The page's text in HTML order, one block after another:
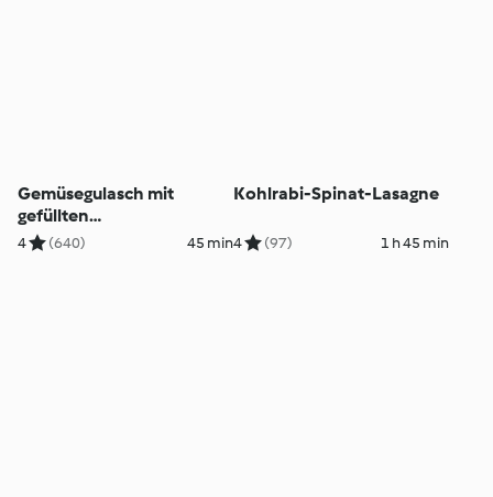
Gemüsegulasch mit
gefüllten
Couscousbällchen
4 (640) 45 min
Kohlrabi-Spinat-Lasagne
4 (97) 1 h 45 min